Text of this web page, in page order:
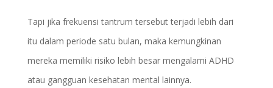
Tapi jika frekuensi tantrum tersebut terjadi lebih dari
itu dalam periode satu bulan, maka kemungkinan
mereka memiliki risiko lebih besar mengalami ADHD
atau gangguan kesehatan mental lainnya.